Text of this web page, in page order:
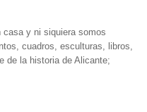
y ni siquiera somos
cuadros, esculturas, libros,
de la historia de Alicante;